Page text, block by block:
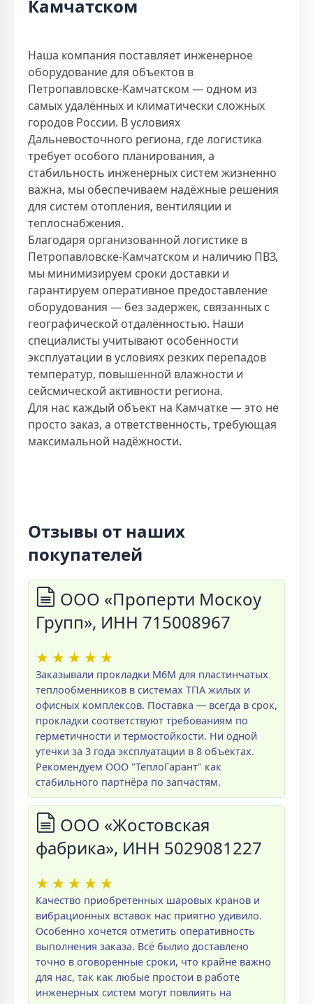
Камчатском
Наша компания поставляет инженерное
оборудование для объектов в
Петропавловске-Камчатском — одном из
самых удалённых и климатически сложных
городов России. В условиях
Дальневосточного региона, где логистика
требует особого планирования, а
стабильность инженерных систем жизненно
важна, мы обеспечиваем надёжные решения
для систем отопления, вентиляции и
теплоснабжения.
Благодаря организованной логистике в
Петропавловске-Камчатском и наличию ПВЗ,
мы минимизируем сроки доставки и
гарантируем оперативное предоставление
оборудования — без задержек, связанных с
географической отдалённостью. Наши
специалисты учитывают особенности
эксплуатации в условиях резких перепадов
температур, повышенной влажности и
сейсмической активности региона.
Для нас каждый объект на Камчатке — это не
просто заказ, а ответственность, требующая
максимальной надёжности.
Отзывы от наших
покупателей
ООО «Проперти Москоу
Групп», ИНН 715008967
★ ★ ★ ★ ★
Заказывали прокладки M6M для пластинчатых
теплообменников в системах ТПА жилых и
офисных комплексов. Поставка — всегда в срок,
прокладки соответствуют требованиям по
герметичности и термостойкости. Ни одной
утечки за 3 года эксплуатации в 8 объектах.
Рекомендуем ООО "ТеплоГарант" как
стабильного партнёра по запчастям.
ООО «Жостовская
фабрика», ИНН 5029081227
★ ★ ★ ★ ★
Качество приобретенных шаровых кранов и
вибрационных вставок нас приятно удивило.
Особенно хочется отметить оперативность
выполнения заказа. Всё былио доставлено
точно в оговоренные сроки, что крайне важно
для нас, так как любые простои в работе
инженерных систем могут повлиять на